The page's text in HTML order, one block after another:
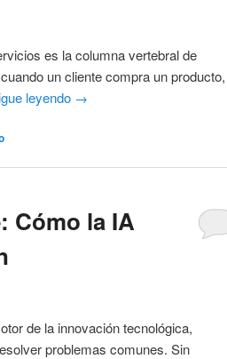
es la columna vertebral de
un cliente compra un producto,
leyendo →
Cómo la IA
de la innovación tecnológica,
problemas comunes. Sin